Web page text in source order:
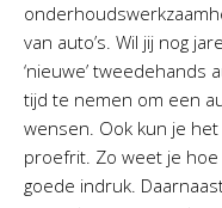
van auto’s. Wil jij nog
‘nieuwe’ tweedehands
tijd te nemen om een
wensen. Ook kun je
proefrit. Zo weet je
goede indruk.